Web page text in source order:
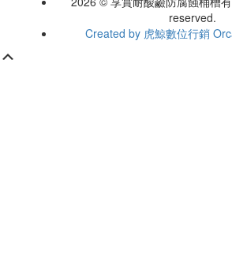
reserved.
Created by 虎鯨數位行銷